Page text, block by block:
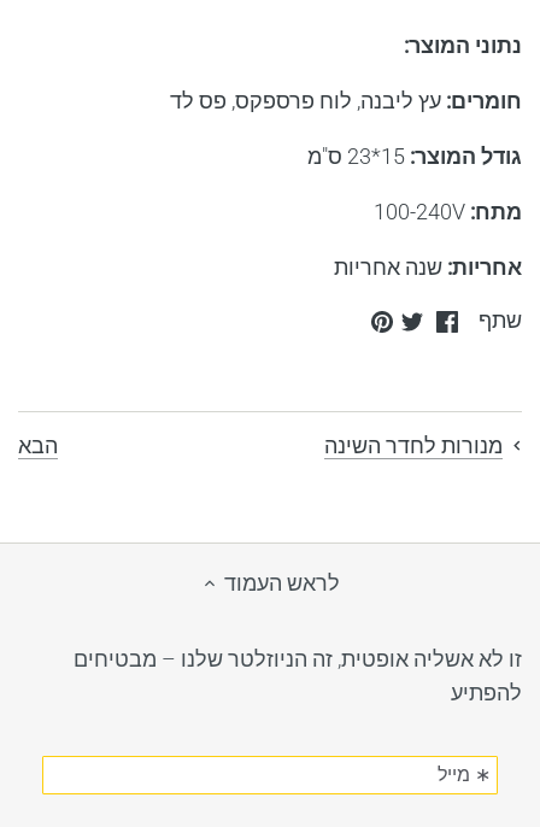
נתוני המוצר:
חומרים: עץ ליבנה, לוח פרספקס, פס לד
גודל המוצר:
15*23 ס"מ
מתח:
אחריות: שנה אחריות
שתף
Share
Share
Pin
מנורות לחדר השינה הבא
לראש העמוד
זו לא אשליה אופטית, זה הניוזלטר שלנו – מבטיחים
להפתיע